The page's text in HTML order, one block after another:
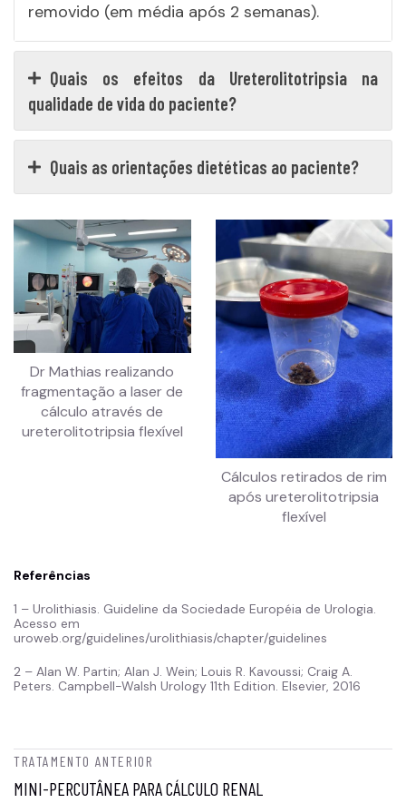
removido (em média após 2 semanas).
Quais os efeitos da Ureterolitotripsia na
qualidade de vida do paciente?
Quais as orientações dietéticas ao paciente?
Dr Mathias realizando
fragmentação a laser de
cálculo através de
ureterolitotripsia flexível
Cálculos retirados de rim
após ureterolitotripsia
flexível
Referências
1 – Urolithiasis. Guideline da Sociedade Européia de Urologia.
Acesso em
uroweb.org/guidelines/urolithiasis/chapter/guidelines
2 – Alan W. Partin; Alan J. Wein; Louis R. Kavoussi; Craig A.
Peters. Campbell-Walsh Urology 11th Edition. Elsevier, 2016
TRATAMENTO ANTERIOR
MINI-PERCUTÂNEA PARA CÁLCULO RENAL